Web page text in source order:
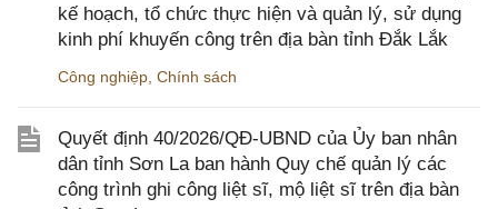
kế hoạch, tổ chức thực hiện và quản lý, sử dụng
kinh phí khuyến công trên địa bàn tỉnh Đắk Lắk
Công nghiệp Chính sách
Quyết định 40/2026/QĐ-UBND của Ủy ban nhân
dân tỉnh Sơn La ban hành Quy chế quản lý các
công trình ghi công liệt sĩ, mộ liệt sĩ trên địa bàn